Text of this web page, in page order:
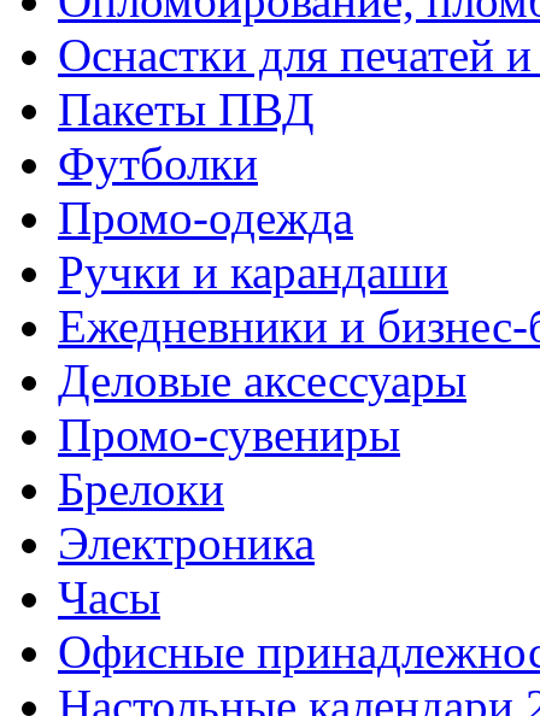
Оснастки для печатей
Пакеты ПВД
Футболки
Промо-одежда
Ручки и карандаши
Ежедневники и
Деловые аксессуары
Промо-сувениры
Брелоки
Электроника
Часы
Офисные
Настольные календари